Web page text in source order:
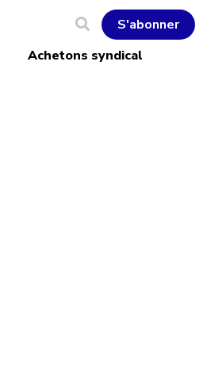
S'abonner
Achetons syndical